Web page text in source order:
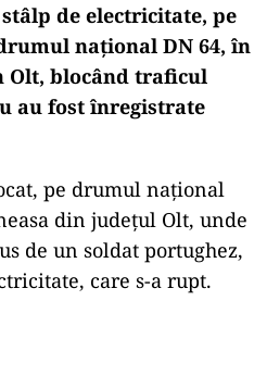
de electricitate, pe
naţional DN 64, în
Olt, blocând traficul
au fost înregistrate
pe drumul naţional
din judeţul Olt, unde
de un soldat portughez,
care s-a rupt.